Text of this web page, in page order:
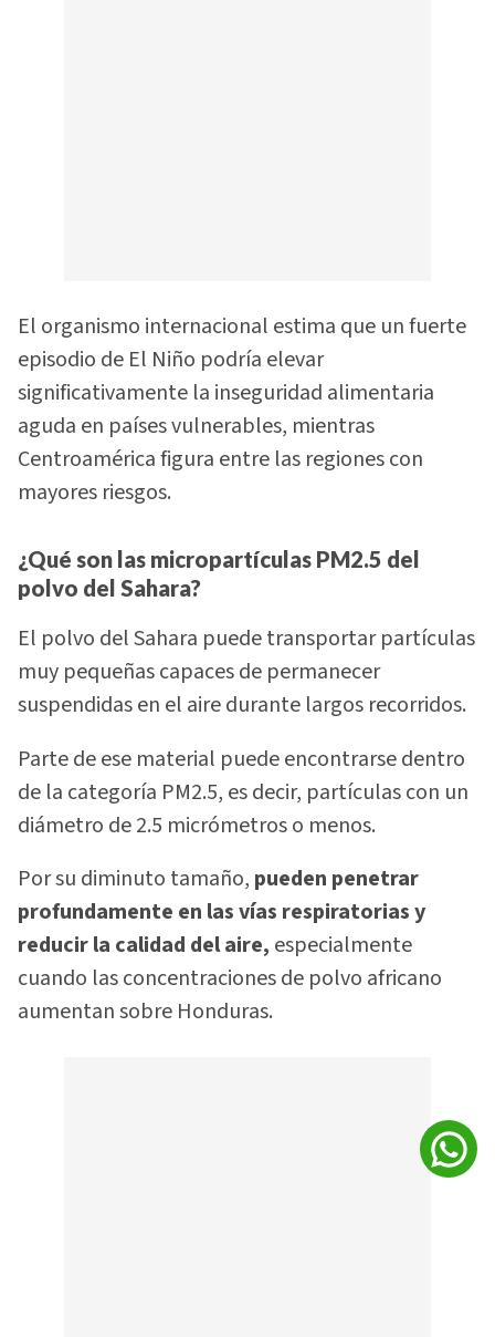
El organismo internacional estima que un fuerte
episodio de El Niño podría elevar
significativamente la inseguridad alimentaria
aguda en países vulnerables, mientras
Centroamérica figura entre las regiones con
mayores riesgos.
¿Qué son las micropartículas PM2.5 del
polvo del Sahara?
El polvo del Sahara puede transportar partículas
muy pequeñas capaces de permanecer
suspendidas en el aire durante largos recorridos.
Parte de ese material puede encontrarse dentro
de la categoría PM2.5, es decir, partículas con un
diámetro de 2.5 micrómetros o menos.
Por su diminuto tamaño, pueden penetrar
profundamente en las vías respiratorias y
reducir la calidad del aire, especialmente
cuando las concentraciones de polvo africano
aumentan sobre Honduras.